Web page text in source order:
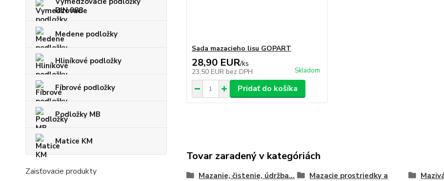
DIN 988
Medene podložky
Hliníkové podložky
Fíbrové podložky
Podložky MB
Matice KM
Zaisťovacie produkty
Sada mazacieho lisu GOPART
28,90 EUR/ks
23,50 EUR bez DPH Skladom
Pridať do košíka
Tovar zaradený v kategóriách
Mazanie, čistenie, údržba...
Mazacie prostriedky a